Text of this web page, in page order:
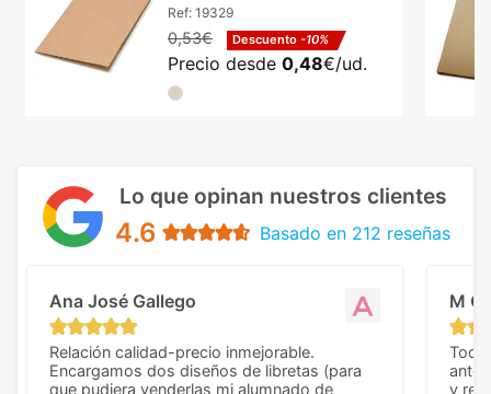
Ref: 19329
0,53€ Descuento -10%
Precio desde 0,48€/ud.
Lo que opinan nuestros clientes
4.6 Basado en 212 reseñas
Ana José Gallego
Relación calidad-precio inmejorable.
Encargamos dos diseños de libretas (para
que pudiera venderlas mi alumnado de
M C
Todo
y